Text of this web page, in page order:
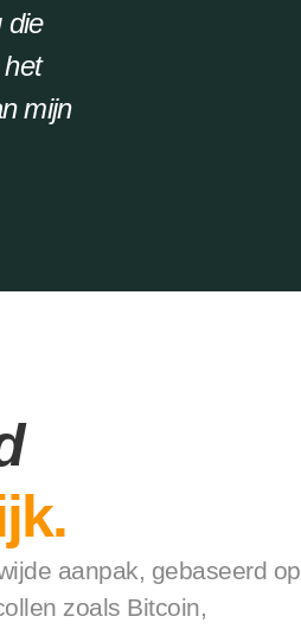
die
mijn
aanpak, gebaseerd op
zoals Bitcoin,